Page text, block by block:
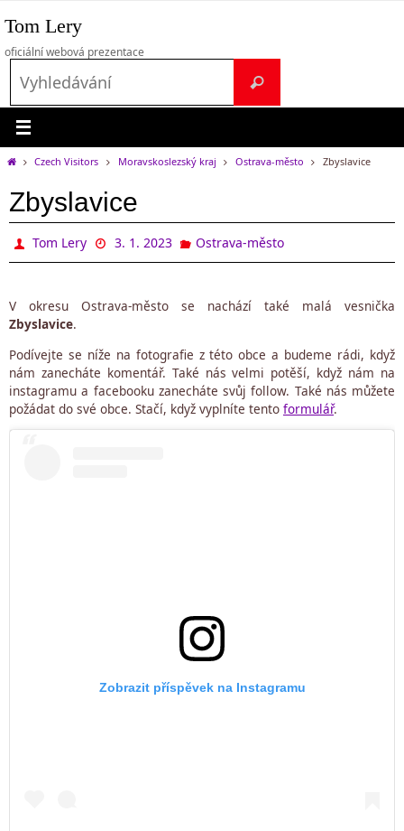
na
obsah
Tom Lery
oficiální webová prezentace
Vyhledávání
HomeCzech Visitors Moravskoslezský kraj Ostrava-město Zbyslavice
Zbyslavice
Tom Lery 3. 1. 2023 Ostrava-město
V okresu Ostrava-město se nachází také malá vesnička
Zbyslavice.
Podívejte se níže na fotografie z této obce a budeme rádi, když
nám zanecháte komentář. Také nás velmi potěší, když nám na
instagramu a facebooku zanecháte svůj follow. Také nás můžete
požádat do své obce. Stačí, když vyplníte tento formulář.
Zobrazit příspěvek na Instagramu